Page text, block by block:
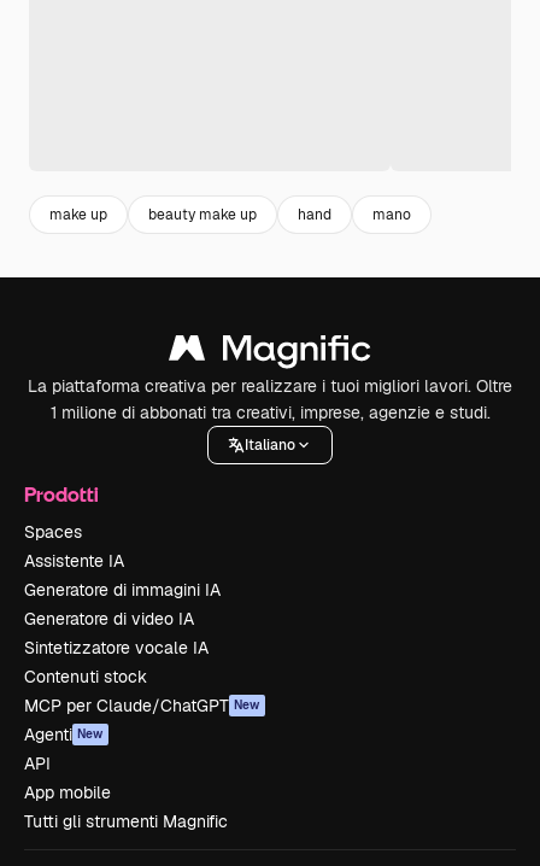
make up beauty make up hand mano
La piattaforma creativa per realizzare i tuoi migliori lavori. Oltre
1 milione di abbonati tra creativi, imprese, agenzie e studi.
Italiano
Prodotti
Spaces
Assistente IA
Generatore di immagini IA
Generatore di video IA
Sintetizzatore vocale IA
Contenuti stock
MCP per Claude/ChatGPT New
Agenti New
API
App mobile
Tutti gli strumenti Magnific